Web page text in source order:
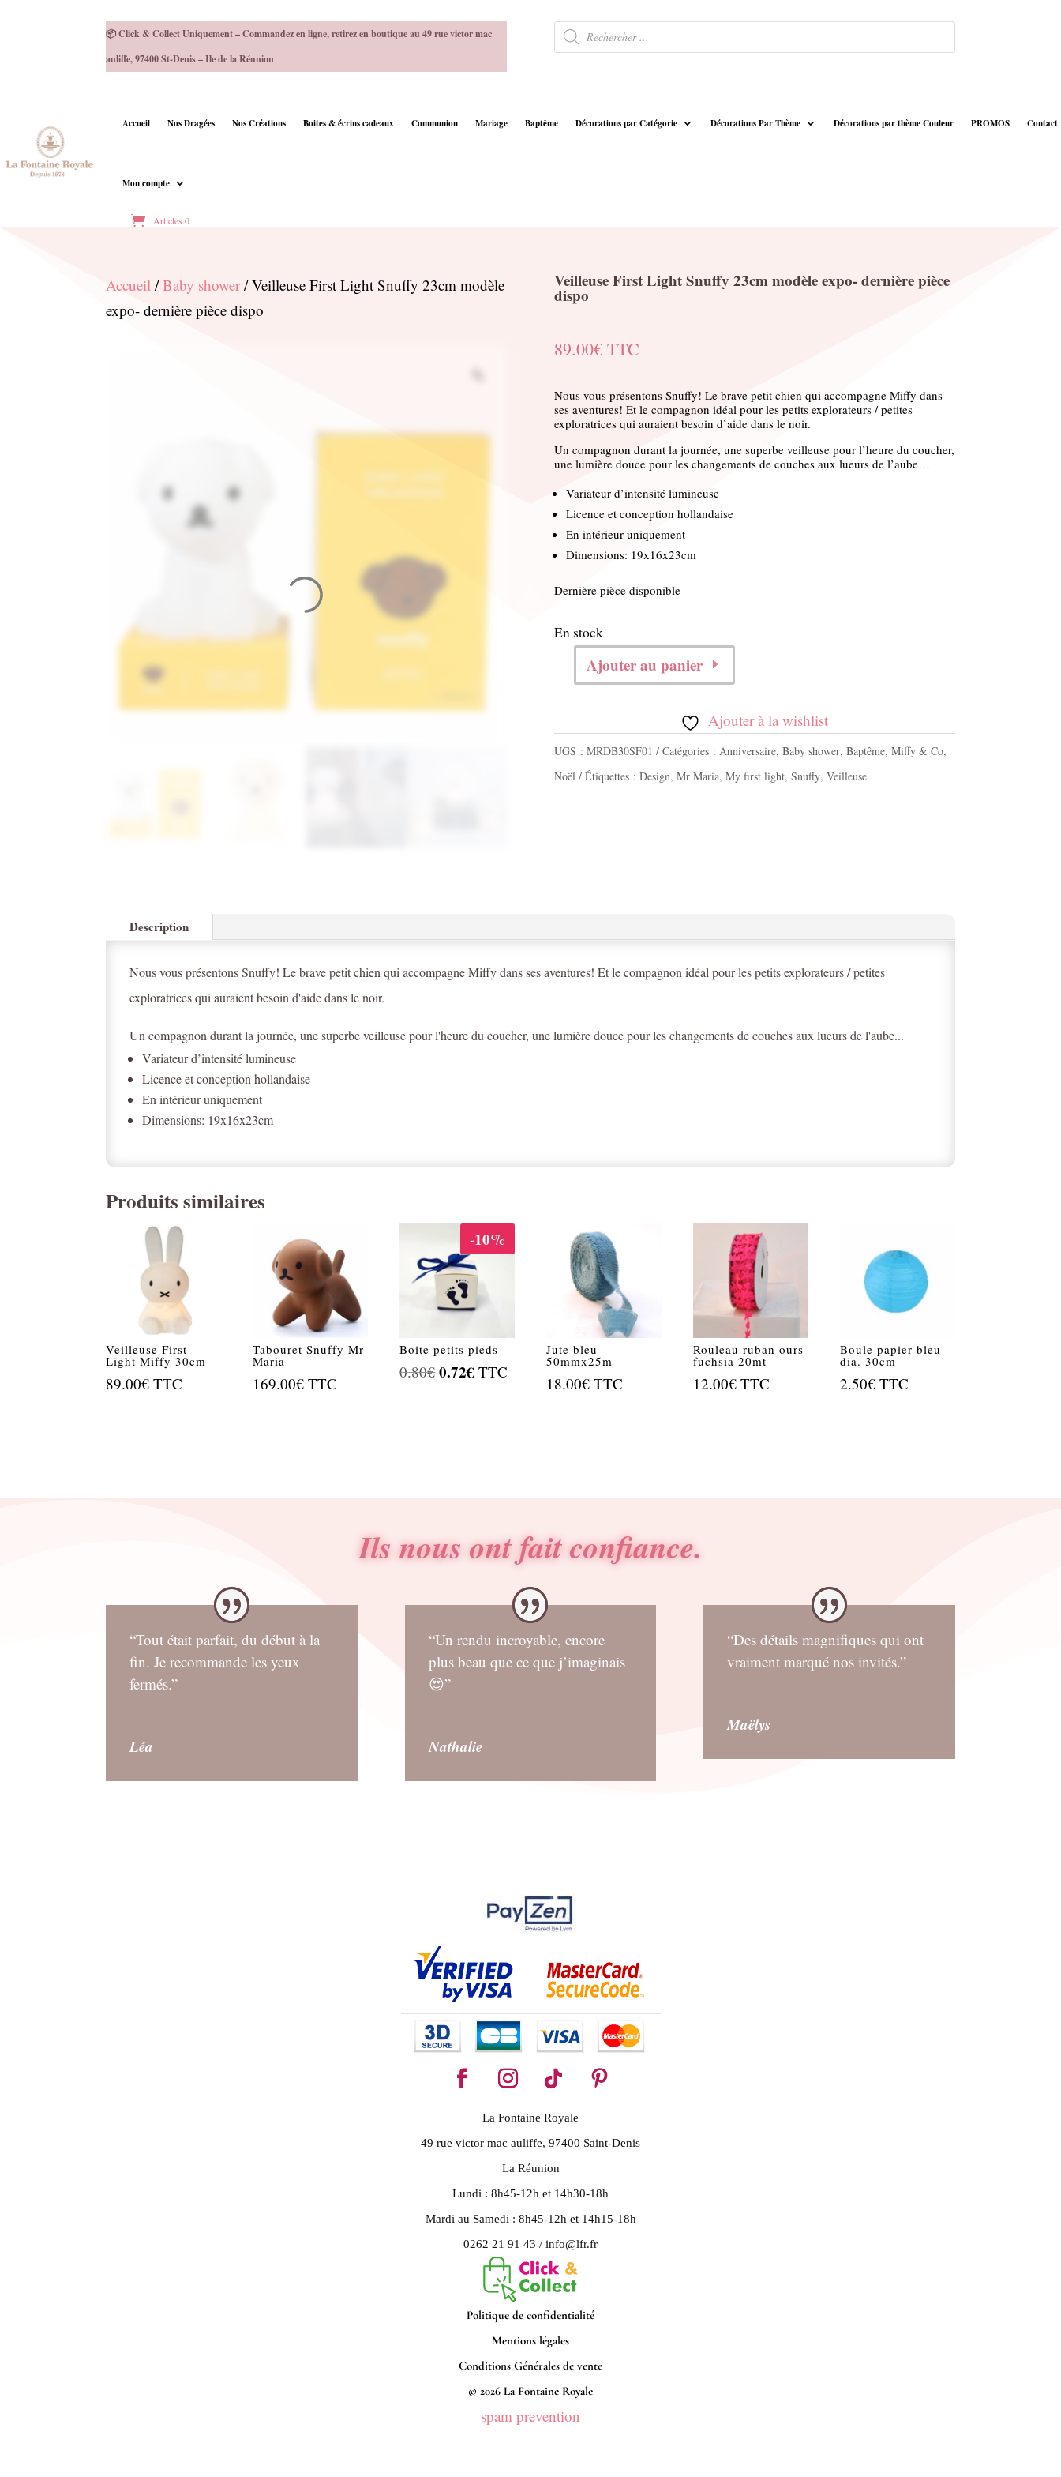
📦 Click & Collect Uniquement – Commandez en ligne, retirez en boutique au 49 rue victor mac
auliffe, 97400 St-Denis – Ile de la Réunion
Recherche
de
produits
Accueil Nos Dragées Nos Créations Boites & écrins cadeaux Communion Mariage Baptême Décorations par Catégorie Décorations Par Thème Décorations par thème Couleur PROMOS Contact
Mon compte
Articles 0
Accueil /Baby shower / Veilleuse First Light Snuffy 23cm modèle
expo- dernière pièce dispo
Veilleuse First Light Snuffy 23cm modèle expo- dernière pièce
dispo
89.00€ TTC
Nous vous présentons Snuffy! Le brave petit chien qui accompagne Miffy dans
ses aventures! Et le compagnon idéal pour les petits explorateurs / petites
exploratrices qui auraient besoin d’aide dans le noir.
Un compagnon durant la journée, une superbe veilleuse pour l’heure du coucher,
une lumière douce pour les changements de couches aux lueurs de l’aube…
Variateur d’intensité lumineuse
Licence et conception hollandaise
En intérieur uniquement
Dimensions: 19x16x23cm
Dernière pièce disponible
En stock
quantité
First
Light
Ajouter au panier
Ajouter à la wishlist
UGS : MRDB30SF01 Catégories : Anniversaire, Baby shower, Baptême, Miffy & Co,
Noël
Étiquettes : Design, Mr Maria, My first light, Snuffy, Veilleuse
Description
Nous vous présentons Snuffy! Le brave petit chien qui accompagne Miffy dans ses aventures! Et le compagnon idéal pour les petits explorateurs / petites
exploratrices qui auraient besoin d'aide dans le noir.
Un compagnon durant la journée, une superbe veilleuse pour l'heure du coucher, une lumière douce pour les changements de couches aux lueurs de l'aube...
Variateur d’intensité lumineuse
Licence et conception hollandaise
En intérieur uniquement
Dimensions: 19x16x23cm
Produits similaires
Veilleuse First
Light Miffy 30cm
89.00€ TTC
Tabouret Snuffy Mr
Maria
169.00€ TTC
-10%
Boite petits pieds
0.80€Le
0.72€ Le
TTC
Jute bleu
50mmx25m
18.00€ TTC
Rouleau ruban ours
fuchsia 20mt
12.00€ TTC
Boule papier bleu
dia. 30cm
2.50€ TTC
Ils nous ont fait confiance.
“Tout était parfait, du début à la
fin. Je recommande les yeux
fermés.”
Léa
“Un rendu incroyable, encore
plus beau que ce que j’imaginais
😍”
Nathalie
“Des détails magnifiques qui ont
vraiment marqué nos invités.”
Maëlys
La Fontaine Royale
49 rue victor mac auliffe, 97400 Saint-Denis
La Réunion
Lundi : 8h45-12h et 14h30-18h
Mardi au Samedi : 8h45-12h et 14h15-18h
0262 21 91 43 / info@lfr.fr
Politique de confidentialité
Mentions légales
Conditions Générales de vente
© 2026 La Fontaine Royale
spam prevention